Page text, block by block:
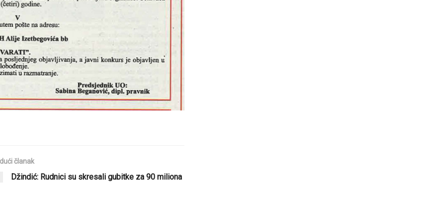
Idući članak
Džindić: Rudnici su skresali gubitke za 90 miliona